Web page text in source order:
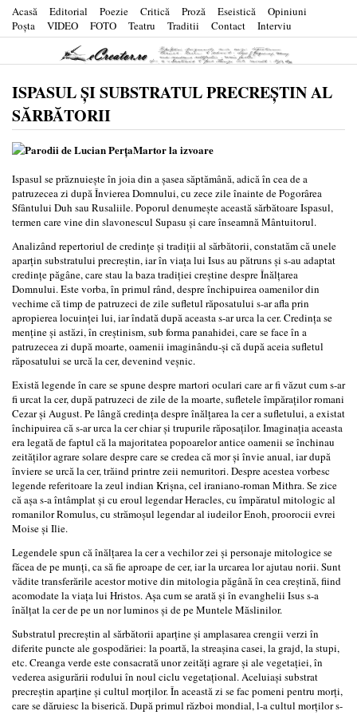
Acasă Editorial Poezie Critică Proză Eseistică
Opiniuni
Poşta
VIDEO FOTO Teatru Traditii Contact Interviu
ISPASUL ŞI SUBSTRATUL PRECREŞTIN AL
SĂRBĂTORII
Martor la izvoare
Ispasul se prăznuieşte în joia din a şasea săptămână, adică în cea de a
patruzecea zi după Învierea Domnului, cu zece zile înainte de Pogorârea
Sfântului Duh sau Rusaliile. Poporul denumeşte această sărbătoare Ispasul,
termen care vine din slavonescul Supasu şi care înseamnă Mântuitorul.
Analizând repertoriul de credinţe şi tradiţii al sărbătorii, constatăm că unele
aparţin substratului precreştin, iar în viaţa lui Isus au pătruns şi s-au adaptat
credinţe păgâne, care stau la baza tradiţiei creştine despre Înălţarea
Domnului. Este vorba, în primul rând, despre închipuirea oamenilor din
vechime că timp de patruzeci de zile sufletul răposatului s-ar afla prin
apropierea locuinţei lui, iar îndată după aceasta s-ar urca la cer. Credinţa se
menţine şi astăzi, în creştinism, sub forma panahidei, care se face în a
patruzecea zi după moarte, oamenii imaginându-şi că după aceia sufletul
răposatului se urcă la cer, devenind veşnic.
Există legende în care se spune despre martori oculari care ar fi văzut cum s-ar
fi urcat la cer, după patruzeci de zile de la moarte, sufletele împăraţilor romani
Cezar şi August. Pe lângă credinţa despre înălţarea la cer a sufletului, a existat
închipuirea că s-ar urca la cer chiar şi trupurile răposaţilor. Imaginaţia aceasta
era legată de faptul că la majoritatea popoarelor antice oamenii se închinau
zeităţilor agrare solare despre care se credea că mor şi învie anual, iar după
înviere se urcă la cer, trăind printre zeii nemuritori. Despre acestea vorbesc
legende referitoare la zeul indian Krişna, cel iraniano-roman Mithra. Se zice
că aşa s-a întâmplat şi cu eroul legendar Heracles, cu împăratul mitologic al
romanilor Romulus, cu strămoşul legendar al iudeilor Enoh, proorocii evrei
Moise şi Ilie.
Legendele spun că înălţarea la cer a vechilor zei şi personaje mitologice se
făcea de pe munţi, ca să fie aproape de cer, iar la urcarea lor ajutau norii. Sunt
vădite transferările acestor motive din mitologia păgână în cea creştină, fiind
acomodate la viaţa lui Hristos. Aşa cum se arată şi în evanghelii Isus s-a
înălţat la cer de pe un nor luminos şi de pe Muntele Măslinilor.
Substratul precreştin al sărbătorii aparţine şi amplasarea crengii verzi în
diferite puncte ale gospodăriei: la poartă, la streaşina casei, la grajd, la stupi,
etc. Creanga verde este consacrată unor zeităţi agrare şi ale vegetaţiei, în
vederea asigurării rodului în noul ciclu vegetaţional. Aceluiaşi substrat
precreştin aparţine şi cultul morţilor. În această zi se fac pomeni pentru morţi,
care se dăruiesc la biserică. După primul război mondial, l-a cultul morţilor s-